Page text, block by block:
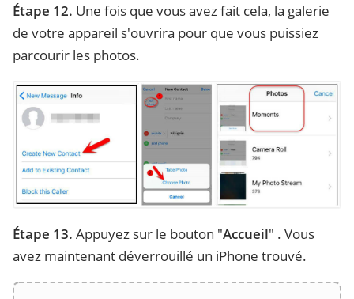
Étape 12. Une fois que vous avez fait cela, la galerie
de votre appareil s'ouvrira pour que vous puissiez
parcourir les photos.
Étape 13. Appuyez sur le bouton "Accueil" . Vous
avez maintenant déverrouillé un iPhone trouvé.